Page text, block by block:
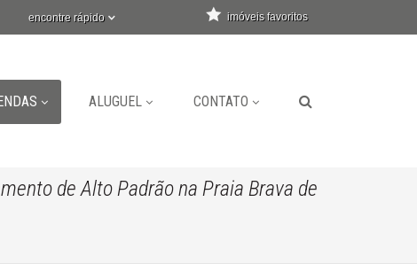
encontre rápido imóveis favoritos
ALUGUEL CONTATO
de Alto Padrão na Praia Brava de